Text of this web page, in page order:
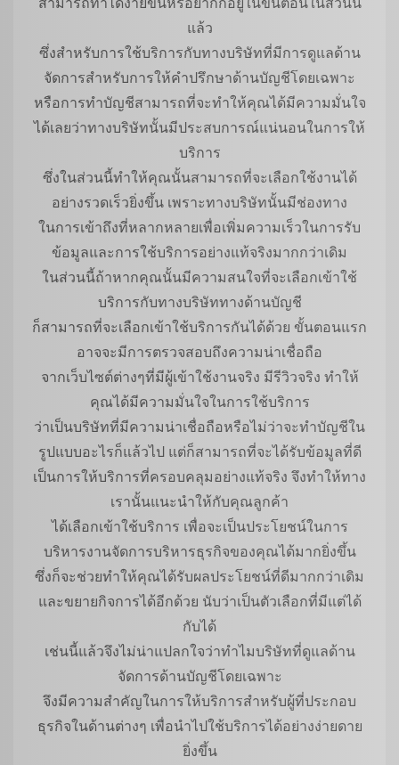
แล้ว
ซึ่งสำหรับการใช้บริการกับทางบริษัทที่มีการดูแลด้าน
จัดการสำหรับการให้คำปรึกษาด้านบัญชีโดยเฉพาะ
หรือการทำบัญชีสามารถที่จะทำให้คุณได้มีความมั่นใจ
ได้เลยว่าทางบริษัทนั้นมีประสบการณ์แน่นอนในการให้
บริการ
ซึ่งในส่วนนี้ทำให้คุณนั้นสามารถที่จะเลือกใช้งานได้
อย่างรวดเร็วยิ่งขึ้น เพราะทางบริษัทนั้นมีช่องทาง
ในการเข้าถึงที่หลากหลายเพื่อเพิ่มความเร็วในการรับ
ข้อมูลและการใช้บริการอย่างแท้จริงมากกว่าเดิม
ในส่วนนี้ถ้าหากคุณนั้นมีความสนใจที่จะเลือกเข้าใช้
บริการกับทางบริษัททางด้านบัญชี
ก็สามารถที่จะเลือกเข้าใช้บริการกันได้ด้วย ขั้นตอนแรก
อาจจะมีการตรวจสอบถึงความน่าเชื่อถือ
จากเว็บไซต์ต่างๆที่มีผู้เข้าใช้งานจริง มีรีวิวจริง ทำให้
คุณได้มีความมั่นใจในการใช้บริการ
ว่าเป็นบริษัทที่มีความน่าเชื่อถือหรือไม่ว่าจะทำบัญชีใน
รูปแบบอะไรก็แล้วไป แต่ก็สามารถที่จะได้รับข้อมูลที่ดี
เป็นการให้บริการที่ครอบคลุมอย่างแท้จริง จึงทำให้ทาง
เรานั้นแนะนำให้กับคุณลูกค้า
ได้เลือกเข้าใช้บริการ เพื่อจะเป็นประโยชน์ในการ
บริหารงานจัดการบริหารธุรกิจของคุณได้มากยิ่งขึ้น
ซึ่งก็จะช่วยทำให้คุณได้รับผลประโยชน์ที่ดีมากกว่าเดิม
และขยายกิจการได้อีกด้วย นับว่าเป็นตัวเลือกที่มีแต่ได้
กับได้
เช่นนี้แล้วจึงไม่น่าแปลกใจว่าทำไมบริษัทที่ดูแลด้าน
จัดการด้านบัญชีโดยเฉพาะ
จึงมีความสำคัญในการให้บริการสำหรับผู้ที่ประกอบ
ธุรกิจในด้านต่างๆ เพื่อนำไปใช้บริการได้อย่างง่ายดาย
ยิ่งขึ้น